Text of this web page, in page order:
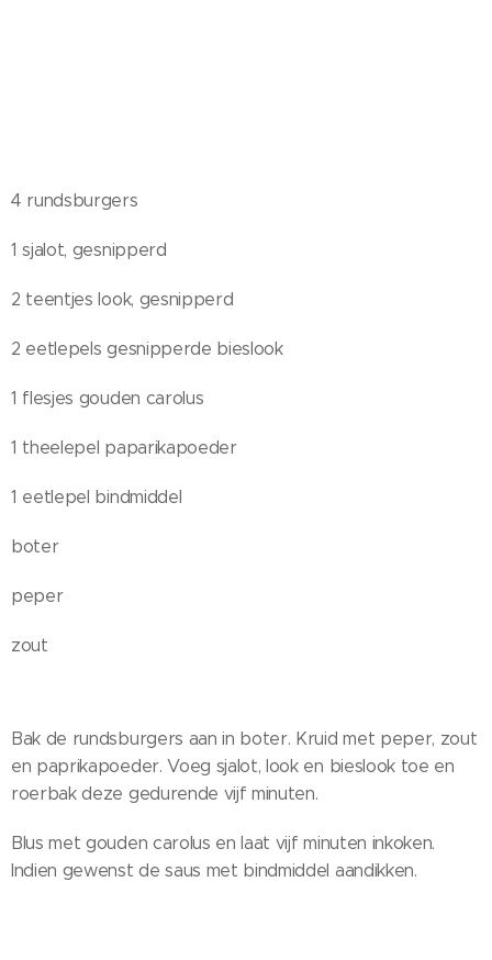
4 rundsburgers
1 sjalot, gesnipperd
2 teentjes look, gesnipperd
2 eetlepels gesnipperde bieslook
1 flesjes gouden carolus
1 theelepel paparikapoeder
1 eetlepel bindmiddel
boter
peper
zout
Bak de rundsburgers aan in boter. Kruid met peper, zout
en paprikapoeder. Voeg sjalot, look en bieslook toe en
roerbak deze gedurende vijf minuten.
Blus met gouden carolus en laat vijf minuten inkoken.
Indien gewenst de saus met bindmiddel aandikken.